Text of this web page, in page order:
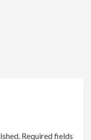
Required fields